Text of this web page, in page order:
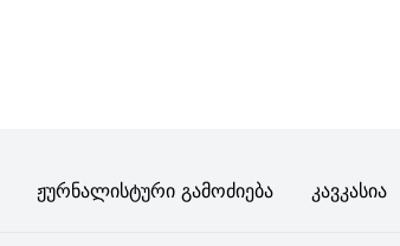
Ჟურნალისტური Გამოძიება Კავკასია